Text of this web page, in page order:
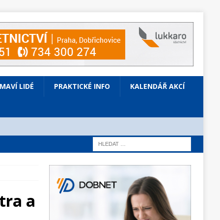
LIDÉ PRAKTICKÉ INFO KALENDÁŘ AKCÍ
a